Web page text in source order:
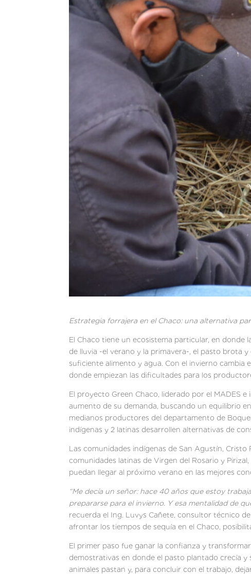
Estrategia forrajera en el Chaco: una alternativa
El Chaco tiene un ecosistema particular, en donde
de lluvia -el verano y la primavera-, el pasto brota
suficiente alimento y agua. Con el invierno cambia
donde empiezan las
El proyecto Green Chaco, liderado por el MADES
aumento de su demanda, buscando un equilibrio
medianos productores del departamento de
indígenas y 2 latinas desarrollen
Las comunidades indígenas de San Agustín, Cristo
comunidades latinas de Virgen del Rosario y
puedan llegar al próximo verano en las mejores
“Me decía un señor: hace 40 años que estoy
prepararse para el invierno. Y esa mentalidad de
recuerda el Ing. Luvys Cañete, consultor técnico
afrontar los tiempos de sequía en el Chaco,
El primer paso fue ganar la confianza y
demostrativas en donde el pasto plantado crecía y
animales pastan y, para concluir con el trabajo,